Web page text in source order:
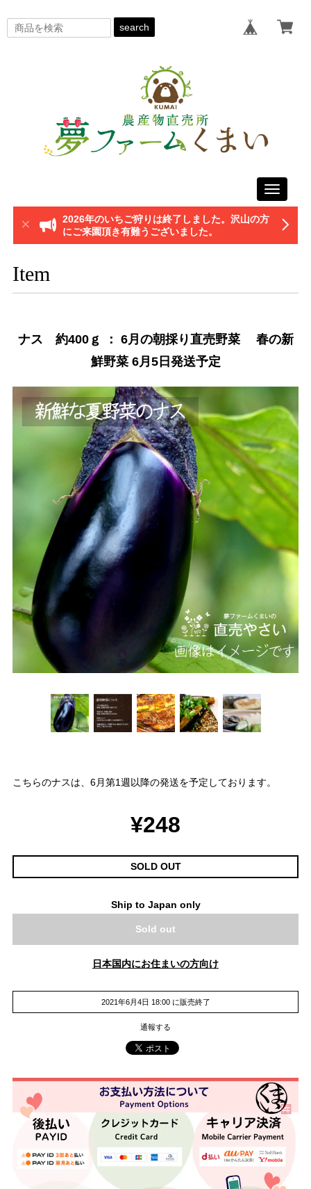
search
Toggle
2026年のいちご狩りは終了しました。沢山の方
にご来園頂き有難うございました。
Item
ナス 約400ｇ ： 6月の朝採り直売野菜 春の新
鮮野菜 6月5日発送予定
こちらのナスは、6月第1週以降の発送を予定しております。
¥248
SOLD OUT
Ship to Japan only
Sold out
日本国内にお住まいの方向け
2021年6月4日 18:00 に販売終了
通報する